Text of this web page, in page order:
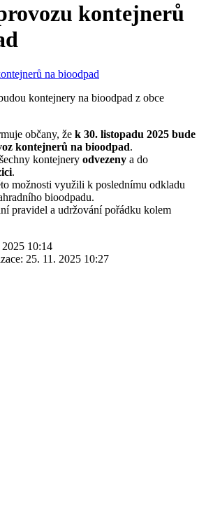
kontejnerů
kontejnery na bioodpad z obce
občany, že k 30. listopadu 2025 bude
kontejnerů na bioodpad.
kontejnery odvezeny a do
.
možnosti využili k poslednímu odkladu
bioodpadu.
pravidel a udržování pořádku kolem
2025 10:14
25. 11. 2025 10:27